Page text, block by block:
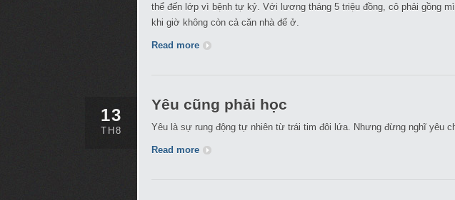
thể đến lớp vì bệnh tự kỷ. Với lương tháng 5 triệu đồng, cô phải gồng
khi giờ không còn cả căn nhà để ở.
Read more
13
TH8
Yêu cũng phải học
Yêu là sự rung động tự nhiên từ trái tim đôi lứa. Nhưng đừng nghĩ yêu
Read more